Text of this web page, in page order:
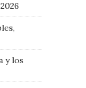
y los